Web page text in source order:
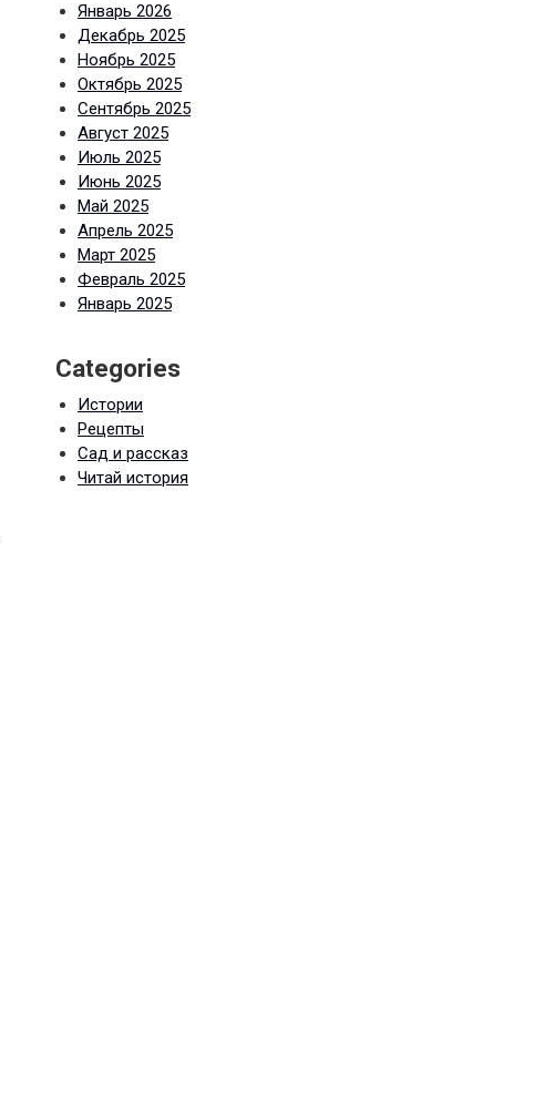
Январь 2026
Декабрь 2025
Ноябрь 2025
Октябрь 2025
Сентябрь 2025
Август 2025
Июль 2025
Июнь 2025
Май 2025
Апрель 2025
Март 2025
Февраль 2025
Январь 2025
Categories
Истории
Рецепты
Сад и рассказ
Читай история